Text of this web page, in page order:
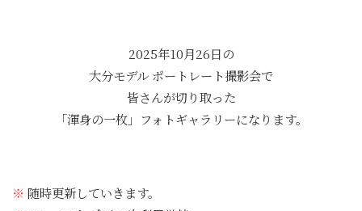
2025年10月26日の
大分モデル ポートレート撮影会で
皆さんが切り取った
「渾身の一枚」フォトギャラリーになります。
※ 随時更新していきます。